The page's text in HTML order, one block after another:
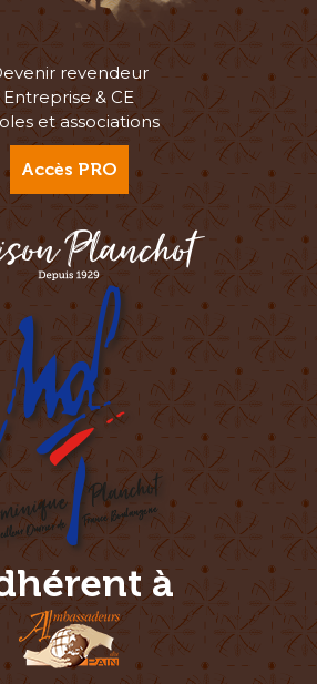
revendeur
Entreprise & CE
et associations
Accès PRO
à